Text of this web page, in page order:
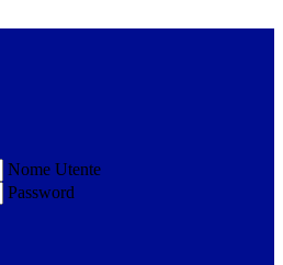
Nome Utente
Password